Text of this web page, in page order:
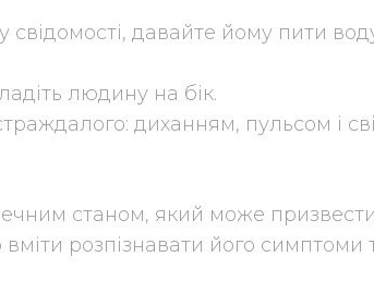
давайте йому пити
людину на бік.
диханням, пульсом і
станом, який може
розпізнавати його симптоми